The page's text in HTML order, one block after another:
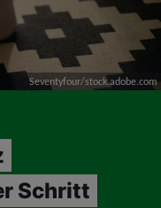
Seventyfour/stock.adobe.com
Schritt